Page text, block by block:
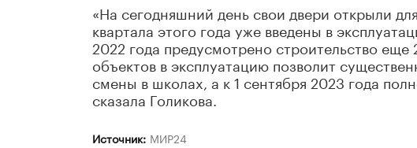
«На сегодняшний день свои двери открыли
квартала этого года уже введены в
2022 года предусмотрено строительство
объектов в эксплуатацию позволит
смены в школах, а к 1 сентября 2023 года
сказала Голикова.
Источник: МИР24